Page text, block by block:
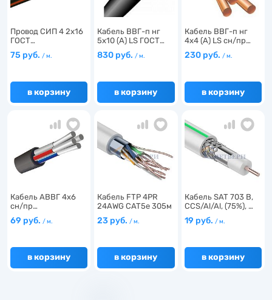
Провод СИП 4 2х16
ГОСТ…
75 руб. / м.
в корзину
Кабель ВВГ-п нг
5х10 (А) LS ГОСТ…
830 руб./ м.
в корзину
Кабель ВВГ-п нг
4х4 (А) LS сн/пр…
230 руб. / м.
в корзину
Кабель АВВГ 4х6
сн/пр…
69 руб. / м.
в корзину
Кабель FTP 4PR
24AWG CAT5e 305м
23 руб./ м.
в корзину
Кабель SAT 703 B,
CCS/Al/Al, (75%), …
19 руб. / м.
в корзину